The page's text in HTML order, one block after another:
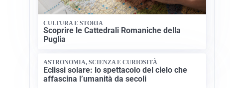
CULTURA E STORIA
Scoprire le Cattedrali Romaniche della
Puglia
ASTRONOMIA, SCIENZA E CURIOSITÀ
Eclissi solare: lo spettacolo del cielo che
affascina l’umanità da secoli